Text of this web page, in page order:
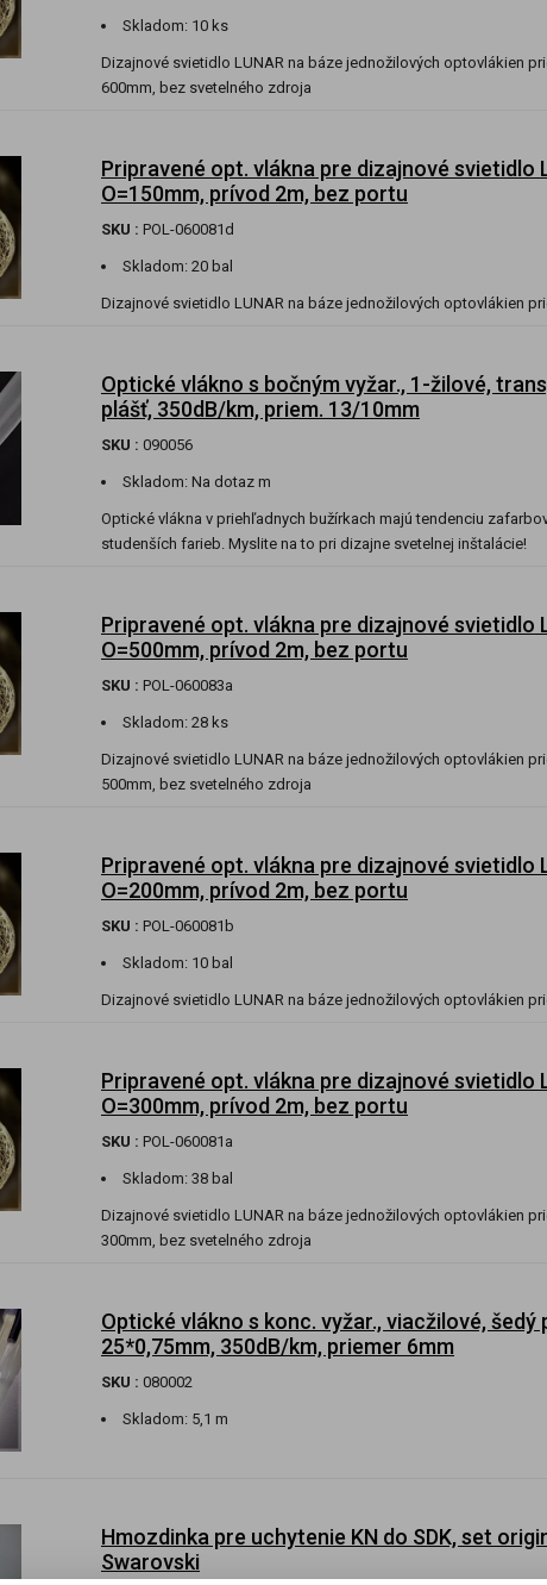
Skladom: 10 ks
Dizajnové svietidlo LUNAR na báze jednožilových optovlákien
600mm, bez svetelného zdroja
Pripravené opt. vlákna pre dizajnové svietidlo
O=150mm, prívod 2m, bez portu
SKU : POL-060081d
Skladom: 20 bal
Dizajnové svietidlo LUNAR na báze jednožilových optovlákien
Optické vlákno s bočným vyžar., 1-žilové,
plášť, 350dB/km, priem. 13/10mm
SKU : 090056
Skladom: Na dotaz m
Optické vlákna v priehľadnych bužírkach majú tendenciu
studenších farieb. Myslite na to pri dizajne svetelnej inštalácie!
Pripravené opt. vlákna pre dizajnové svietidlo
O=500mm, prívod 2m, bez portu
SKU : POL-060083a
Skladom: 28 ks
Dizajnové svietidlo LUNAR na báze jednožilových optovlákien
500mm, bez svetelného zdroja
Pripravené opt. vlákna pre dizajnové svietidlo
O=200mm, prívod 2m, bez portu
SKU : POL-060081b
Skladom: 10 bal
Dizajnové svietidlo LUNAR na báze jednožilových optovlákien
Pripravené opt. vlákna pre dizajnové svietidlo
O=300mm, prívod 2m, bez portu
SKU : POL-060081a
Skladom: 38 bal
Dizajnové svietidlo LUNAR na báze jednožilových optovlákien
300mm, bez svetelného zdroja
Optické vlákno s konc. vyžar., viacžilové, šedý
25*0,75mm, 350dB/km, priemer 6mm
SKU : 080002
Skladom: 5,1 m
Hmozdinka pre uchytenie KN do SDK, set
Swarovski